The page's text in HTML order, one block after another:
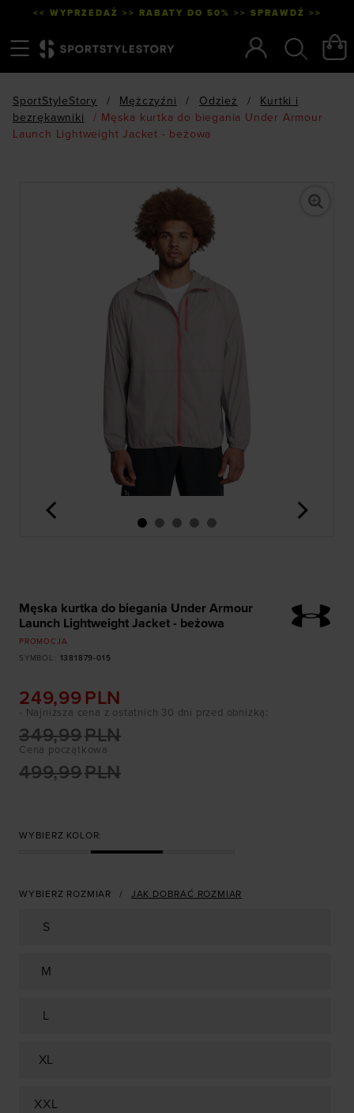
<< WYPRZEDAŻ >> RABATY DO 50% >> SPRAWDŹ >>
SportStyleStory / Mężczyźni / Odzież /
Kurtki i
bezrękawniki
/ Męska kurtka do biegania Under Armour
Launch Lightweight Jacket - beżowa
<
Męska kurtka do biegania Under Armour
Launch Lightweight Jacket - beżowa
PROMOCJA
SYMBOL
1381879-015
249,99 PLN
Cena początkowa
499,99PLN
349,99PLN
- Najniższa cena z ostatnich 30 dni przed obniżką:
WYBIERZ KOLOR:
WYBIERZ ROZMIAR JAK DOBRAĆ ROZMIAR
S
M
L
XL
XXL